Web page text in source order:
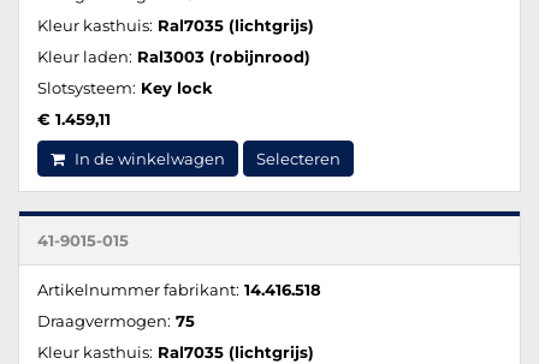
Kleur kasthuis: Ral7035 (lichtgrijs)
Kleur laden: Ral3003 (robijnrood)
Slotsysteem: Key lock
€ 1.459,11
In de winkelwagen Selecteren
41-9015-015
Artikelnummer fabrikant: 14.416.518
Draagvermogen: 75
Kleur kasthuis: Ral7035 (lichtgrijs)